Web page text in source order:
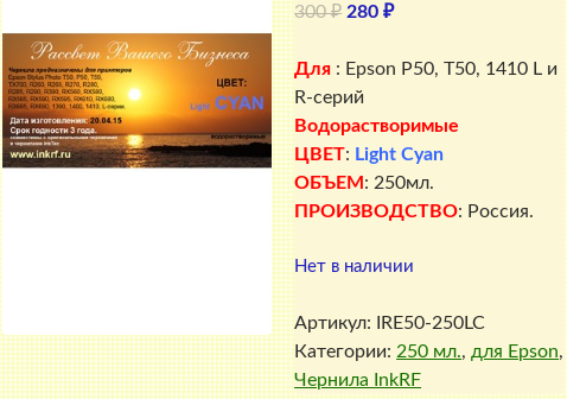
300₽ Первоначальная
составляла
300 ₽.
280₽Текущая
280 ₽.
Для : Epson P50, T50, 1410 L и
R-серий
Водорастворимые
ЦВЕТ: Light Cyan
ОБЪЕМ : 250мл.
ПРОИЗВОДСТВО: Россия.
Нет в наличии
Артикул:
IRE50-250LC
Категории:250 мл.,для Epson,
Чернила InkRF